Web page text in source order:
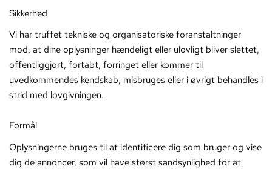
Sikkerhed
Vi har truffet tekniske og organisatoriske foranstaltninger
mod, at dine oplysninger hændeligt eller ulovligt bliver slettet,
offentliggjort, fortabt, forringet eller kommer til
uvedkommendes kendskab, misbruges eller i øvrigt behandles i
strid med lovgivningen.
Formål
Oplysningerne bruges til at identificere dig som bruger og vise
dig de annoncer, som vil have størst sandsynlighed for at